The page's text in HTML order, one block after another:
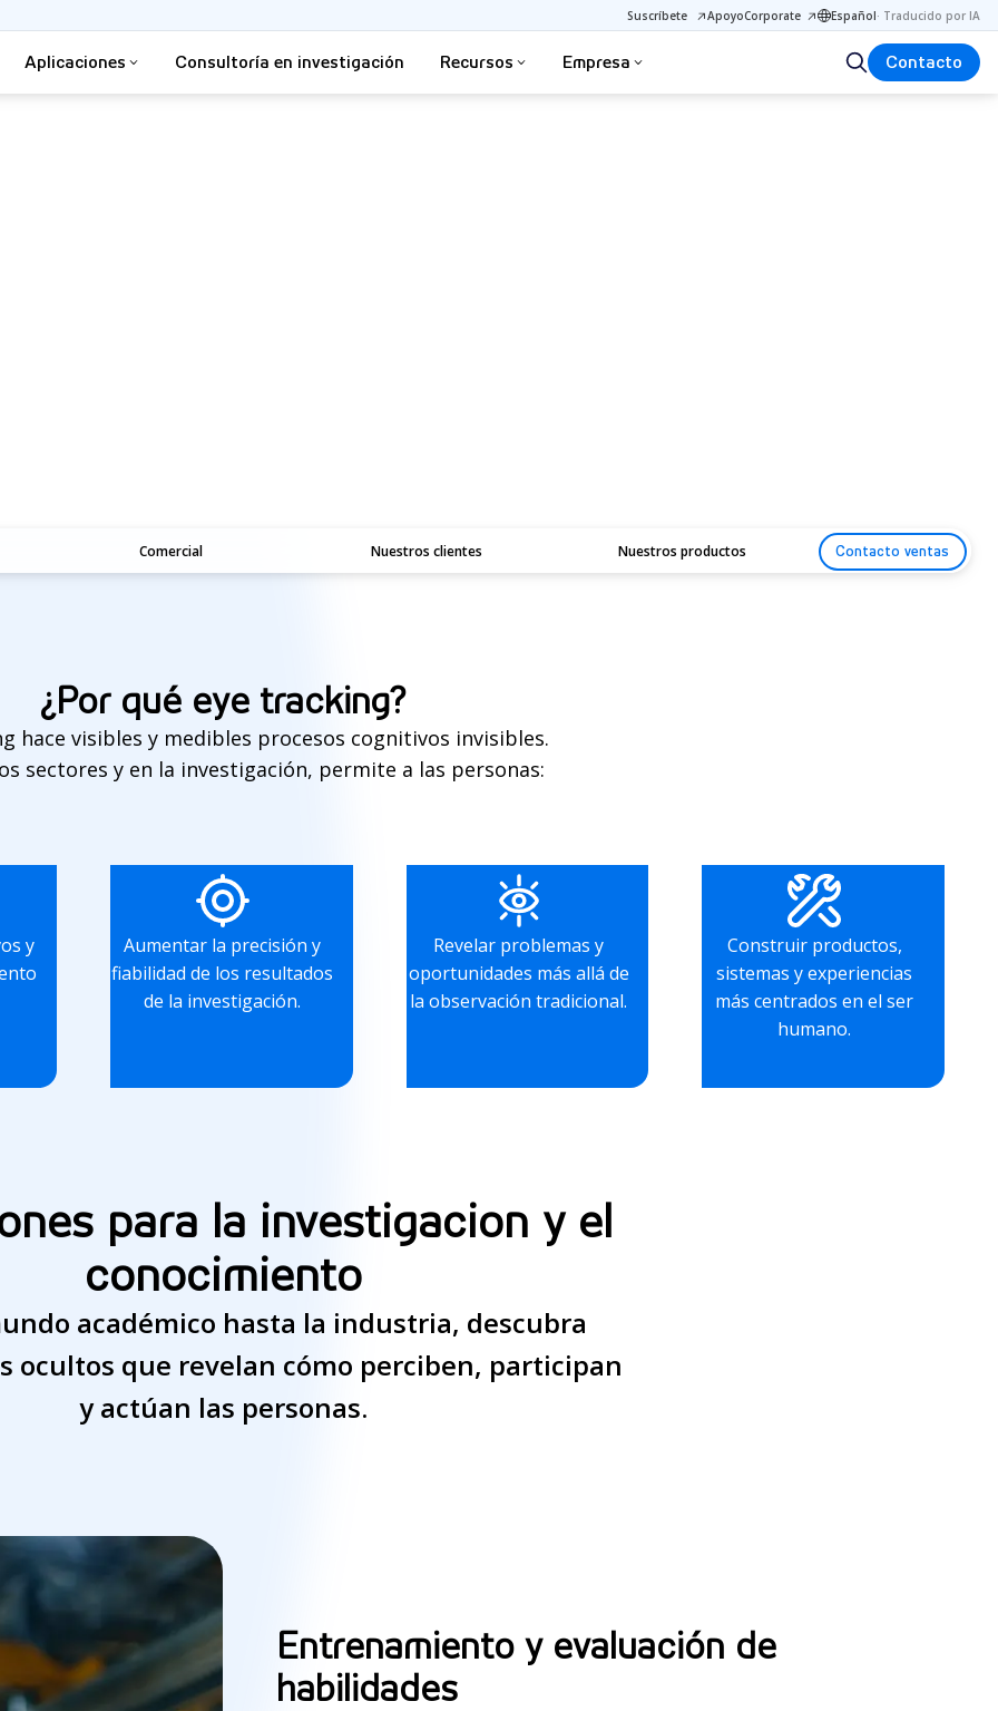
Suscríbete ApoyoCorporate Español· Traducido por IA
Aplicaciones Consultoría en investigación Recursos Empresa Contacto
Comercial Nuestros clientes Nuestros productos Contacto ventas
¿Por qué eye tracking?
hace visibles y medibles procesos cognitivos invisibles.
sectores y en la investigación, permite a las personas:
y
Aumentar la precisión y
fiabilidad de los resultados
de la investigación.
Revelar problemas y
oportunidades más allá de
la observación tradicional.
Construir productos,
sistemas y experiencias
más centrados en el ser
humano.
para la investigacion y el
conocimiento
académico hasta la industria, descubra
ocultos que revelan cómo perciben, participan
y actúan las personas.
Entrenamiento y evaluación de
habilidades